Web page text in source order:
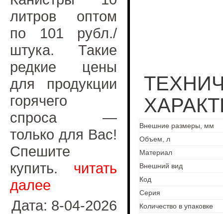
литров оптом
по 101 рубл./
штука. Такие
редкие цены
для продукции
горячего
спроса —
только для Вас!
Спешите
купить. читать
далее
Дата: 8-04-2026
Внешние размеры, мм
Объем, л
Материал
Внешний вид
Код
Серия
Количество в упаковке